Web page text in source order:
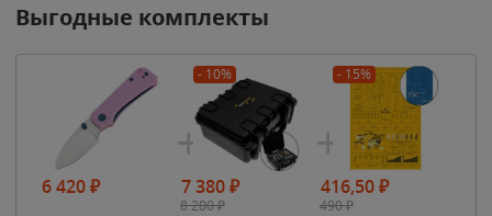
Выгодные комплекты
6 420₽
- 10%
7 380₽
8 200₽
- 15%
416,50₽
490₽